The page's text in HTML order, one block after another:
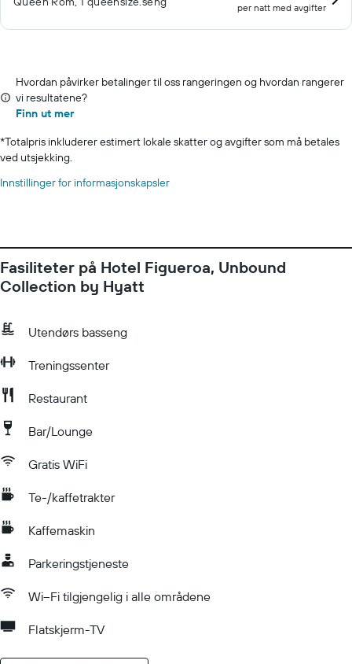
per natt med avgifter
Hvordan påvirker betalinger til oss rangeringen og hvordan rangerer
vi resultatene?
Finn ut mer
*Totalpris inkluderer estimert lokale skatter og avgifter som må betales
ved utsjekking.
Innstillinger for informasjonskapsler
Fasiliteter på Hotel Figueroa, Unbound
Collection by Hyatt
Utendørs basseng
Treningssenter
Restaurant
Bar/Lounge
Gratis WiFi
Te-/kaffetrakter
Kaffemaskin
Parkeringstjeneste
Wi–Fi tilgjengelig i alle områdene
Flatskjerm-TV